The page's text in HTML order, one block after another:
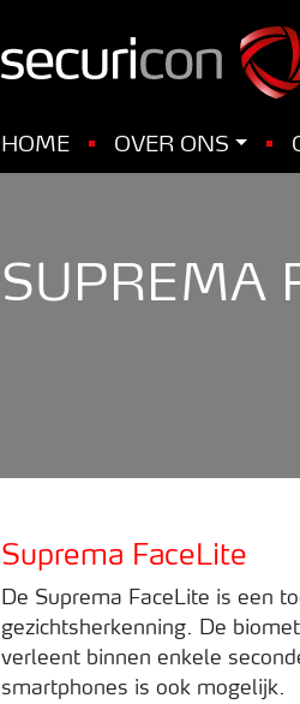
HOME OVER ONS
SUPREMA
Suprema FaceLite
De Suprema FaceLite is een
gezichtsherkenning. De
verleent binnen enkele
smartphones is ook mogelijk.